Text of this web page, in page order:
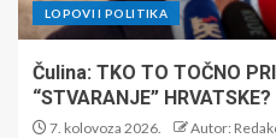
LOPOVI I POLITIKA
Čulina: TKO TO TOČNO
“STVARANJE” HRVATSKE?
7. kolovoza 2026. Autor: